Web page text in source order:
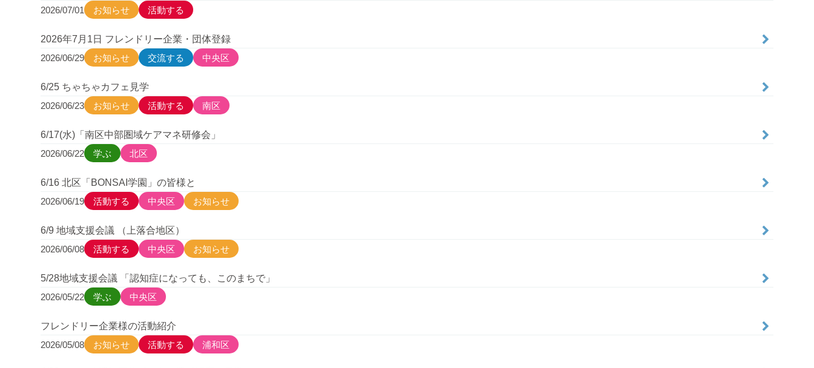
2026/07/01 お知らせ 活動する
2026年7月1日 フレンドリー企業・団体登録
2026/06/29
お知らせ 交流する 中央区
6/25 ちゃちゃカフェ見学
2026/06/23
お知らせ 活動する 南区
6/17(水)「南区中部圏域ケアマネ研修会」
2026/06/22
学ぶ 北区
6/16 北区「BONSAI学園」の皆様と
2026/06/19
活動する 中央区 お知らせ
6/9 地域支援会議 （上落合地区）
2026/06/08
活動する 中央区 お知らせ
5/28地域支援会議 「認知症になっても、このまちで」
2026/05/22
学ぶ 中央区
フレンドリー企業様の活動紹介
2026/05/08
お知らせ 活動する 浦和区